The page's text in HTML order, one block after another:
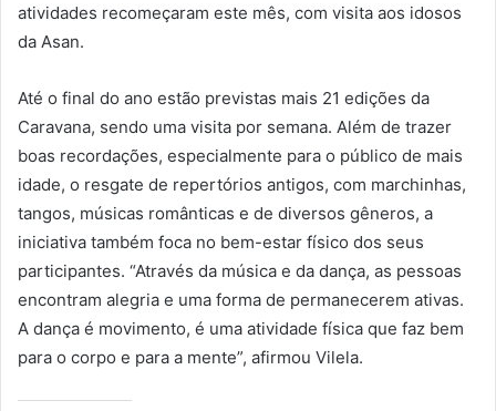
atividades recomeçaram este mês, com visita aos idosos
da Asan.
Até o final do ano estão previstas mais 21 edições da
Caravana, sendo uma visita por semana. Além de trazer
boas recordações, especialmente para o público de mais
idade, o resgate de repertórios antigos, com marchinhas,
tangos, músicas românticas e de diversos gêneros, a
iniciativa também foca no bem-estar físico dos seus
participantes. “Através da música e da dança, as pessoas
encontram alegria e uma forma de permanecerem ativas.
A dança é movimento, é uma atividade física que faz bem
para o corpo e para a mente”, afirmou Vilela.